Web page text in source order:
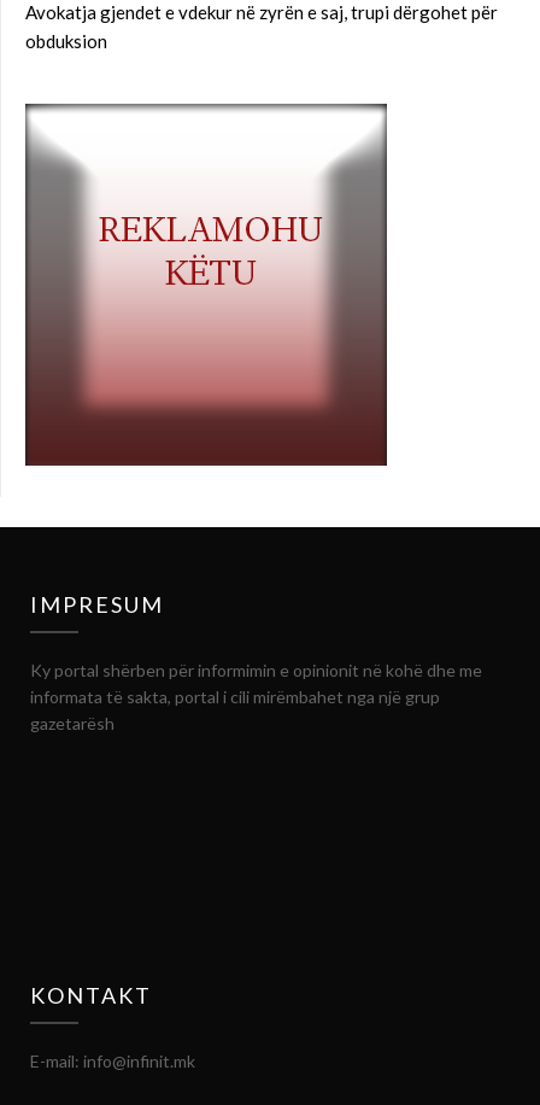
Avokatja gjendet e vdekur në zyrën e saj, trupi dërgohet për
obduksion
IMPRESUM
Ky portal shërben për informimin e opinionit në kohë dhe me
informata të sakta, portal i cili mirëmbahet nga një grup
gazetarësh
KONTAKT
E-mail: info@infinit.mk